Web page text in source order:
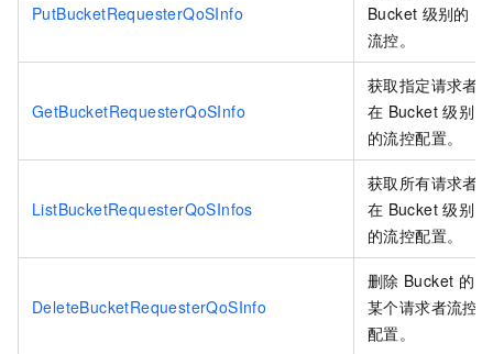
PutBucketRequesterQoSInfo
Bucket 级别的
流控。
GetBucketRequesterQoSInfo
获取指定请求者
在 Bucket 级别
的流控配置。
ListBucketRequesterQoSInfos
获取所有请求者
在 Bucket 级别
的流控配置。
DeleteBucketRequesterQoSInfo
删除 Bucket 的
某个请求者流控
配置。